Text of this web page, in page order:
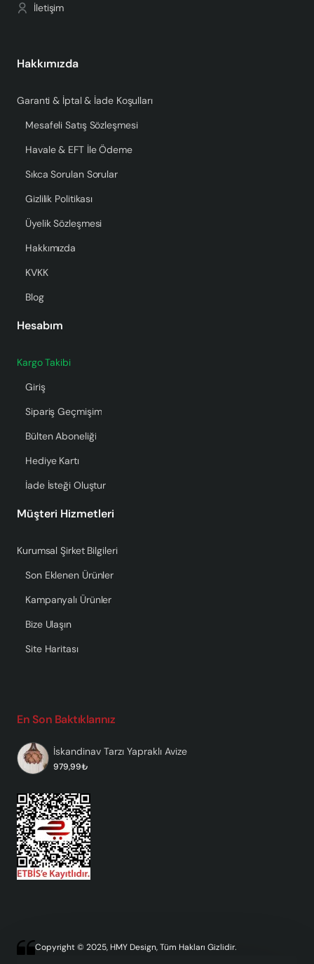
İletişim
Hakkımızda
Garanti & İptal & İade Koşulları
Mesafeli Satış Sözleşmesi
Havale & EFT İle Ödeme
Sıkca Sorulan Sorular
Gizlilik Politikası
Üyelik Sözleşmesi
Hakkımızda
KVKK
Blog
Hesabım
Kargo Takibi
Giriş
Sipariş Geçmişim
Bülten Aboneliği
Hediye Kartı
İade İsteği Oluştur
Müşteri Hizmetleri
Kurumsal Şirket Bilgileri
Son Eklenen Ürünler
Kampanyalı Ürünler
Bize Ulaşın
Site Haritası
En Son Baktıklarınız
İskandinav Tarzı Yapraklı Avize
979,99₺
Copyright © 2025, HMY Design, Tüm Hakları Gizlidir.